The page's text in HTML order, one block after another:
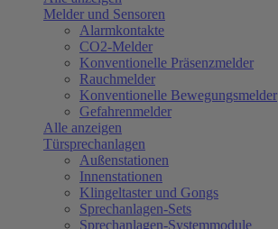
Melder und Sensoren
Alarmkontakte
CO2-Melder
Konventionelle Präsenzmelder
Rauchmelder
Konventionelle Bewegungsmelder
Gefahrenmelder
Alle anzeigen
Türsprechanlagen
Außenstationen
Innenstationen
Klingeltaster und Gongs
Sprechanlagen-Sets
Sprechanlagen-Systemmodule